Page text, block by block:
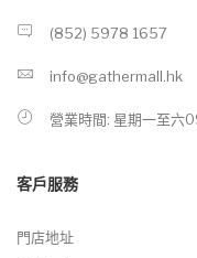
(852) 5978 1657
info@gathermall.hk
營業時間: 星期一至六
客戶服務
門店地址